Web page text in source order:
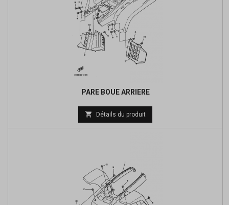
PARE BOUE ARRIERE
 Détails du produit